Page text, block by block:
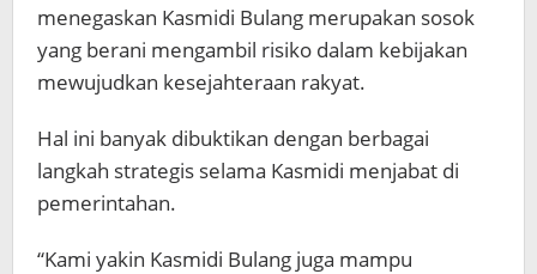
menegaskan Kasmidi Bulang merupakan sosok
yang berani mengambil risiko dalam kebijakan
mewujudkan kesejahteraan rakyat.
Hal ini banyak dibuktikan dengan berbagai
langkah strategis selama Kasmidi menjabat di
pemerintahan.
“Kami yakin Kasmidi Bulang juga mampu